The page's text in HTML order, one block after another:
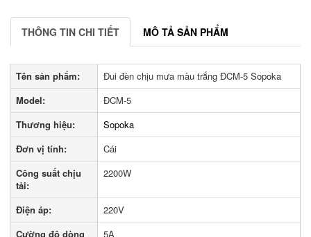
THÔNG TIN CHI TIẾT MÔ TẢ SẢN PHẨM
Tên sản phẩm:
Đui đèn chịu mưa màu trắng ĐCM-5 Sopoka
Model:
ĐCM-5
Thương hiệu:
Sopoka
Đơn vị tính:
Cái
Công suất chịu
tải:
2200W
Điện áp:
220V
Cường độ dòng
5A